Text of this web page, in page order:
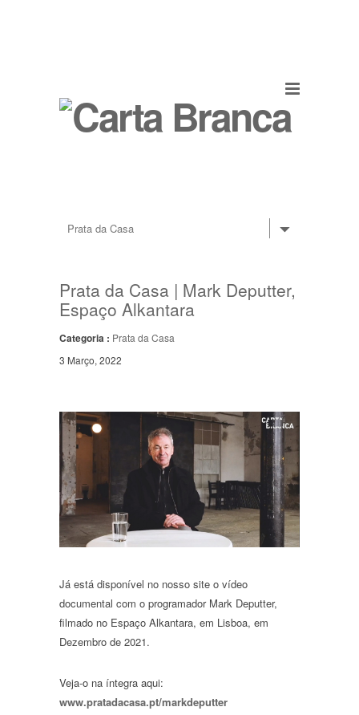
Prata da Casa | Mark Deputter,
Espaço Alkantara
Categoria : Prata da Casa
3 Março, 2022
Já está disponível no nosso site o vídeo
documental com o programador Mark Deputter,
filmado no Espaço Alkantara, em Lisboa, em
Dezembro de 2021.
Veja-o na íntegra aqui:
www.pratadacasa.pt/markdeputter